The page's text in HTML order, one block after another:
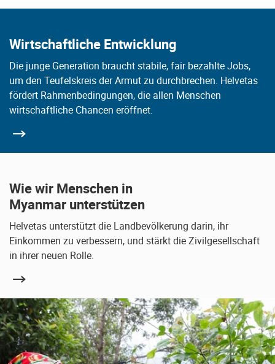
Wirtschaftliche Entwicklung
Die junge Generation braucht stabile, fair bezahlte Jobs,
um den Teufelskreis der Armut zu durchbrechen. Helvetas
fördert Rahmenbedingungen, die allen Menschen
wirtschaftliche Chancen eröffnet.
Wie wir Menschen in
Myanmar unterstützen
Helvetas unterstützt die Landbevölkerung darin, ihr
Einkommen zu verbessern, und stärkt die Zivilgesellschaft
in ihrer neuen Rolle.